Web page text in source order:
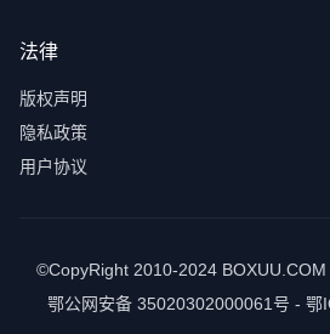
法律
版权声明
隐私政策
用户协议
©CopyRight 2010-2024
鄂公网安备 35020302000061号 - 鄂